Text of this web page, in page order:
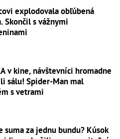
explodovala obľúbená
Skončil s vážnymi
v kine, návštevníci hromadne
sálu! Spider-Man mal
s vetrami
suma za jednu bundu? Kúsok